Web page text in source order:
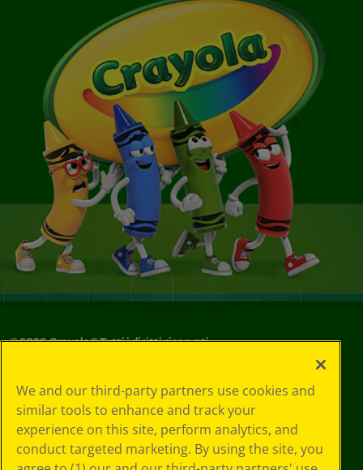
©2026Crayola® Tutti i diritti riservati.
in materia di
privacy
Informativa sulla
privacy
Termini SMS
We and our third-party partners use cookies and
similar tools to enhance and track your
experience on this site, perform analytics, and
conduct targeted marketing. By using the site, you